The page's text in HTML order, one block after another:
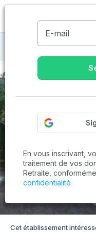
Maisons de
Cet établissement
E-mail
En vous inscrivant,
traitement de vos
Retraite,
confidentialité